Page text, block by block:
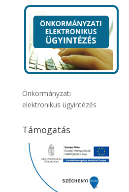
Önkormányzati
elektronikus ügyintézés
Támogatás